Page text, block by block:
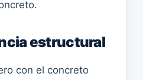
estructural
con el concreto